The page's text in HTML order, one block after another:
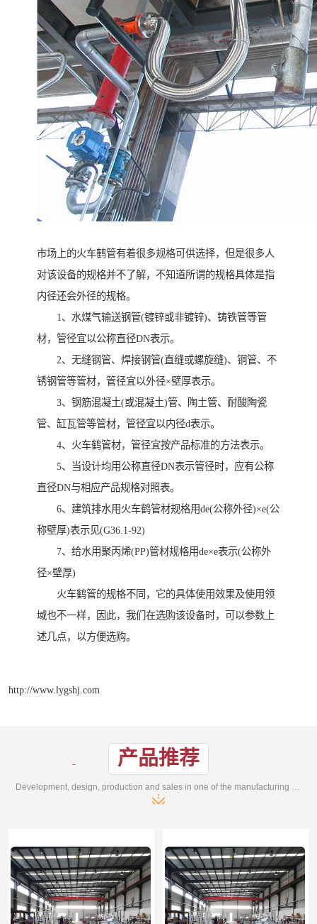
市场上的火车鹤管有着很多规格可供选择，但是很多人
对该设备的规格并不了解，不知道所谓的规格具体是指
内径还会外径的规格。
1、水煤气输送钢管(镀锌或非镀锌)、铸铁管等管
材，管径宜以公称直径DN表示。
2、无缝钢管、焊接钢管(直缝或螺旋缝)、铜管、不
锈钢管等管材，管径宜以外径×壁厚表示。
3、钢筋混凝土(或混凝土)管、陶土管、耐酸陶瓷
管、缸瓦管等管材，管径宜以内径d表示。
4、火车鹤管材，管径宜按产品标准的方法表示。
5、当设计均用公称直径DN表示管径时，应有公称
直径DN与相应产品规格对照表。
6、建筑排水用火车鹤管材规格用de(公称外径)×e(公
称壁厚)表示见(G36.1-92)
7、给水用聚丙烯(PP)管材规格用de×e表示(公称外
径×壁厚)
火车鹤管的规格不同，它的具体使用效果及使用领
域也不一样，因此，我们在选购该设备时，可以参数上
述几点，以方便选购。
http://www.lygshj.com
产品推荐